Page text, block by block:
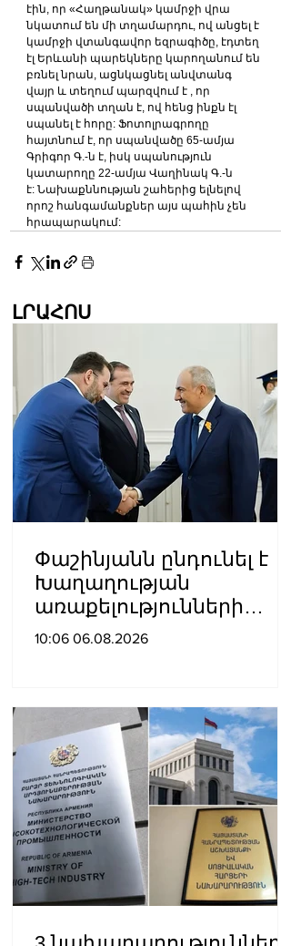
էին, որ «Հաղթանակ» կամրջի վրա
նկատում են մի տղամարդու, ով անցել է
կամրջի վտանգավոր եզրագիծը, էդտեղ
էլ Երևանի պարեկները կարողանում են
բռնել նրան, ացնկացնել անվտանգ
վայր և տեղում պարզվում է , որ
սպանվածի տղան է, ով հենց ինքն էլ
սպանել է հորը: Ֆոտոլրագրողը
հայտնում է, որ սպանվածը 65-ամյա
Գրիգոր Գ.-ն է, իսկ սպանություն
կատարողը 22-ամյա Վաղինակ Գ.-ն
է: Նախաքննության շահերից ելնելով
որոշ հանգամանքներ այս պահին չեն
հրապարակում:
ԼՐԱՀՈՍ
Փաշինյանն ընդունել է
Խաղաղության
առաքելությունների
հարցերով ԱՄՆ հատուկ
Կոնստանտին Սոկոլովին
10:06 06.08.2026